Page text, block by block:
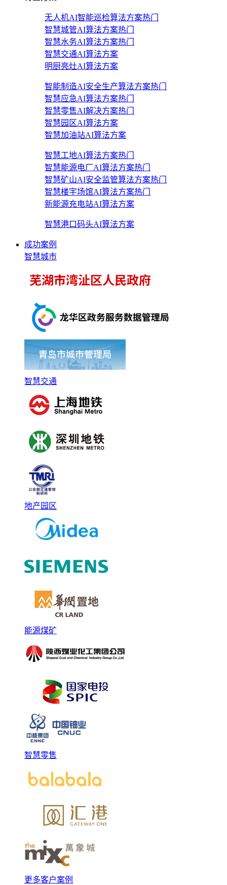
无人机AI智能巡检算法方案热门
智慧城管AI算法方案热门
智慧水务AI算法方案热门
智慧交通AI算法方案
明厨亮灶AI算法方案
智能制造AI安全生产算法方案热门
智慧应急AI算法方案热门
智慧零售AI解决方案热门
智慧园区AI算法方案
智慧加油站AI算法方案
智慧工地AI算法方案热门
智慧能源电厂AI算法方案热门
智慧矿山AI安全监管算法方案热门
智慧楼宇场馆AI算法方案热门
新能源充电站AI算法方案
智慧港口码头AI算法方案
成功案例
智慧城市
智慧交通
地产园区
能源煤矿
智慧零售
更多客户案例